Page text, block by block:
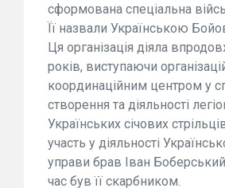
сформована спеціальна
Її назвали Українською
Ця організація діяла
років, виступаючи
координаційним центром у
створення та діяльності
Українських січових
участь у діяльності
управи брав Іван
час був її скарбником.